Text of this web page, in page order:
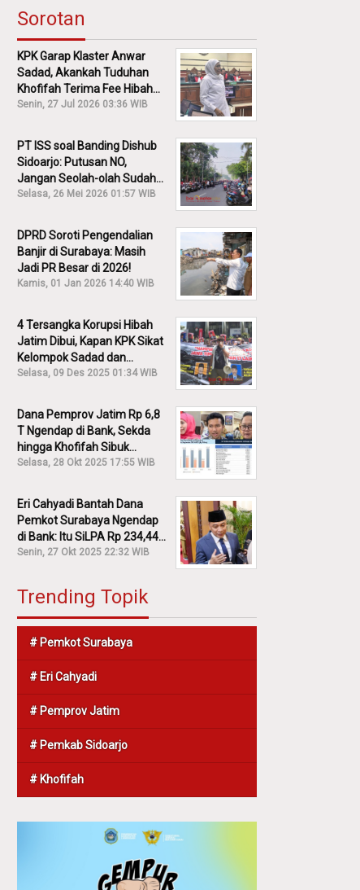
Sorotan
KPK Garap Klaster Anwar
Sadad, Akankah Tuduhan
Khofifah Terima Fee Hibah
30% Diusut?
Senin, 27 Jul 2026 03:36 WIB
PT ISS soal Banding Dishub
Sidoarjo: Putusan NO,
Jangan Seolah-olah Sudah
Menang!
Selasa, 26 Mei 2026 01:57 WIB
DPRD Soroti Pengendalian
Banjir di Surabaya: Masih
Jadi PR Besar di 2026!
Kamis, 01 Jan 2026 14:40 WIB
4 Tersangka Korupsi Hibah
Jatim Dibui, Kapan KPK Sikat
Kelompok Sadad dan
Iskandar?
Selasa, 09 Des 2025 01:34 WIB
Dana Pemprov Jatim Rp 6,8
T Ngendap di Bank, Sekda
hingga Khofifah Sibuk
Membantah!
Selasa, 28 Okt 2025 17:55 WIB
Eri Cahyadi Bantah Dana
Pemkot Surabaya Ngendap
di Bank: Itu SiLPA Rp 234,44
M!
Senin, 27 Okt 2025 22:32 WIB
Trending Topik
# Pemkot Surabaya
# Eri Cahyadi
# Pemprov Jatim
# Pemkab Sidoarjo
# Khofifah